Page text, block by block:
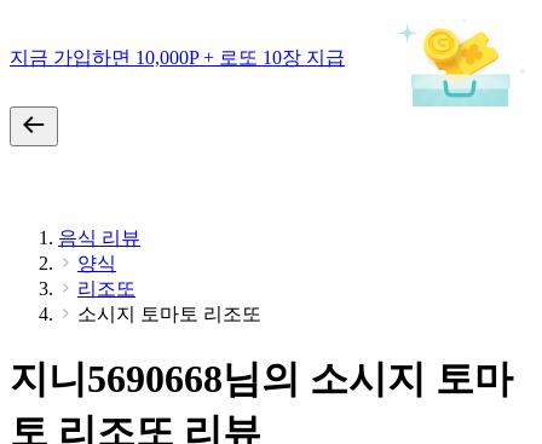
지금 가입하면 10,000P + 로또 10장 지급
음식 리뷰
양식
리조또
소시지 토마토 리조또
지니5690668님의 소시지 토마
토 리조또 리뷰